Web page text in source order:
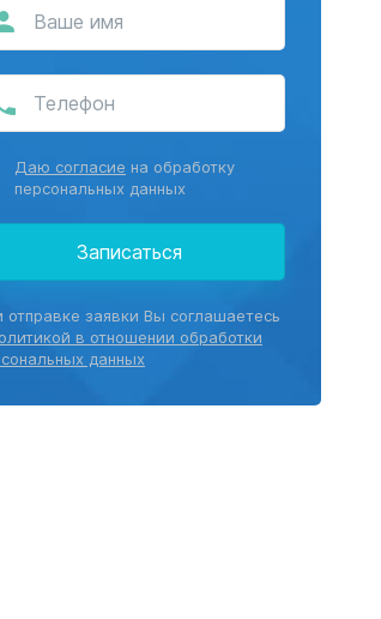
Даю согласие на обработку
персональных данных
Записаться
отправке заявки Вы соглашаетесь
в отношении обработки
данных